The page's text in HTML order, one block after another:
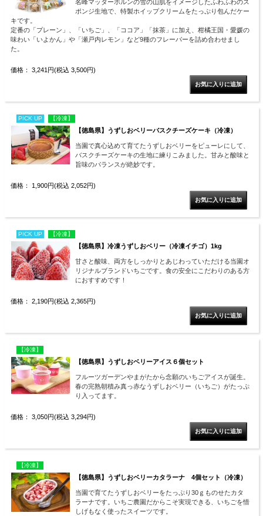
名峰マッターホルンの雪の山肌をイメージしたふわふわのス
ポンジ生地で、特製ホイップクリームをたっぷり包んだケー
キです。
定番の「プレーン」、「いちご」、「ココア」「抹茶」に加え、柑橘王国・愛媛の
味わい「いよかん」や「瀬戸内レモン」など9種のフレーバーを詰め合わせまし
た。
価格： 3,241円(税込 3,500円)
PICK UP 【冷凍】
【徳島県】うずしおベリーバスクチーズケーキ（冷凍）
当園で真心込めて育てたうずしおベリーをピューレにして、
バスクチーズケーキの生地に練りこみました。甘みと酸味と
旨味のバランスが絶妙です。
価格： 1,900円(税込 2,052円)
PICK UP 【冷凍】
【徳島県】冷凍うずしおベリー（冷凍イチゴ）1kg
甘さと酸味、両方をしっかりとあじわっていただける当園オ
リジナルブランドいちごです。食の安全にこだわりのある方
におすすめです！
価格： 2,190円(税込 2,365円)
【冷凍】
【徳島県】うずしおベリーアイス６個セット
フルーツガーデンやまがたから念願のいちごアイスが誕生。
春の完熟朝積み真っ赤なうずしおベリー（いちご）がたっぷ
り入ってます。
価格： 3,050円(税込 3,294円)
【冷凍】
【徳島県】うずしおベリーカタラーナ 4個セット（冷凍）
当園で育てたうずしおベリーをたっぷり30ｇものせたカタ
ラーナです。いちご農園だからこそ実現できる、いちごを惜
しげもなく使ったスイーツです。